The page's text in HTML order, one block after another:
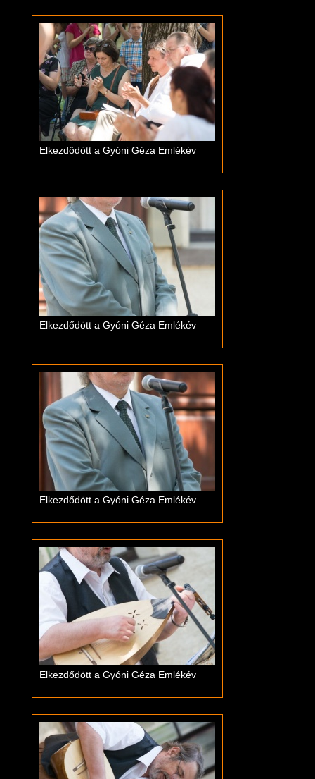
Elkezdődött a Gyóni Géza Emlékév
Elkezdődött a Gyóni Géza Emlékév
Elkezdődött a Gyóni Géza Emlékév
Elkezdődött a Gyóni Géza Emlékév